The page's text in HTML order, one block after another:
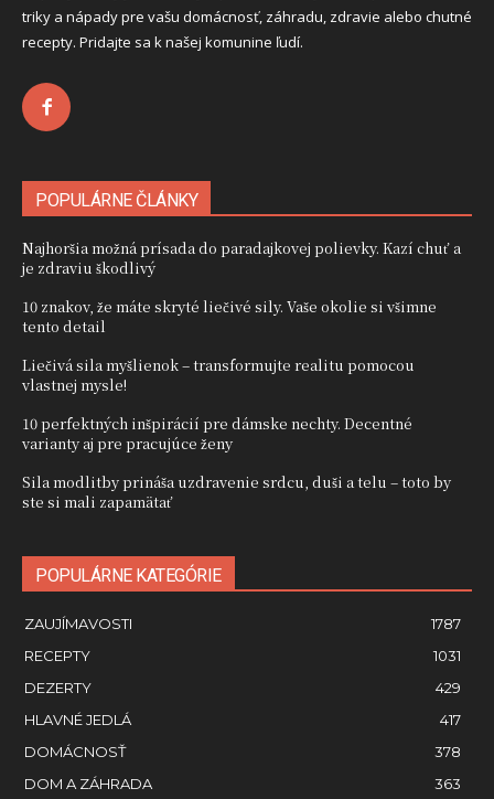
triky a nápady pre vašu domácnosť, záhradu, zdravie alebo chutné
recepty. Pridajte sa k našej komunine ľudí.
POPULÁRNE ČLÁNKY
Najhoršia možná prísada do paradajkovej polievky. Kazí chuť a
je zdraviu škodlivý
10 znakov, že máte skryté liečivé sily. Vaše okolie si všimne
tento detail
Liečivá sila myšlienok – transformujte realitu pomocou
vlastnej mysle!
10 perfektných inšpirácií pre dámske nechty. Decentné
varianty aj pre pracujúce ženy
Sila modlitby prináša uzdravenie srdcu, duši a telu – toto by
ste si mali zapamätať
POPULÁRNE KATEGÓRIE
ZAUJÍMAVOSTI
1787
RECEPTY
1031
DEZERTY
429
HLAVNÉ JEDLÁ
417
DOMÁCNOSŤ
378
DOM A ZÁHRADA
363